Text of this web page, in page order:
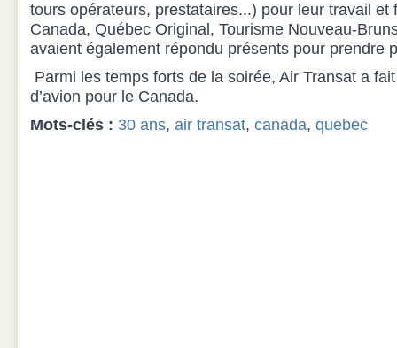
tours opérateurs, prestataires...) pour leur travail et
Canada, Québec Original, Tourisme Nouveau-
avaient également répondu présents pour prendre
Parmi les temps forts de la soirée, Air Transat a
d’avion pour le Canada.
Mots-clés : 30 ans, air transat, canada, quebec